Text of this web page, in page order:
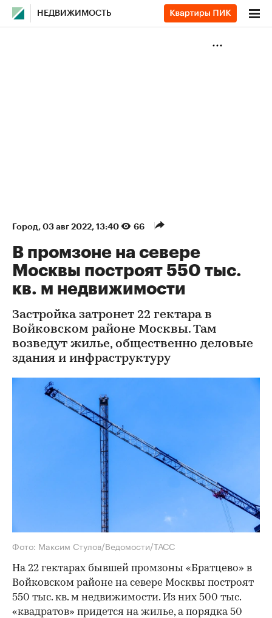
НЕДВИЖИМОСТЬ
Город⁠, 03 авг 2022, 13:40 66
В промзоне на севере
Москвы построят 550 тыс.
кв. м недвижимости
Застройка затронет 22 гектара в
Войковском районе Москвы. Там
возведут жилье, общественно деловые
здания и инфраструктуру
Фото: Максим Стулов/Ведомости/ТАСС
На 22 гектарах бывшей промзоны «Братцево» в
Войковском районе на севере Москвы построят
550 тыс. кв. м недвижимости. Из них 500 тыс.
«квадратов» придется на жилье, а порядка 50